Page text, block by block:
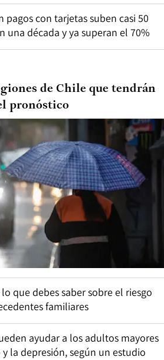
pagos con tarjetas suben casi 50
una década y ya superan el 70%
de Chile que tendrán
pronóstico
que debes saber sobre el riesgo
familiares
ayudar a los adultos mayores
la depresión, según un estudio